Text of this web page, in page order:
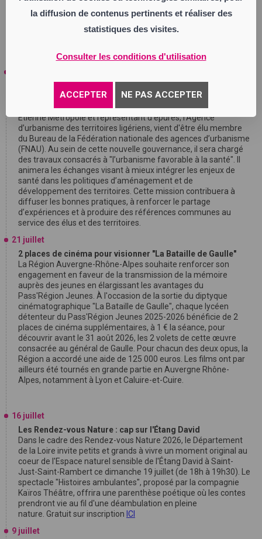
la diffusion de contenus pertinents et réaliser des
statistiques des visites.
Consulter les conditions d'utilisation
ACCEPTER NE PAS ACCEPTER
dynamique collective visant à renforcer l’engagement des
militants et à mobiliser les énergies en vue des prochaines
échéances électorales", indique un communiqué de
agences d’urbanisme
Régis Juanico, maire de Saint-Étienne, président de Saint-
Étienne Métropole et représentant d’epures, l’Agence
d’urbanisme des territoires ligériens, vient d'être élu membre
du Bureau de la Fédération nationale des agences d’urbanisme
(FNAU). Au sein de cette nouvelle gouvernance, il sera chargé
des travaux consacrés à "l’urbanisme favorable à la santé". Il
animera les échanges visant à mieux intégrer les enjeux de
santé dans les politiques d’aménagement et de
développement des territoires. Cette mission contribuera à
diffuser les bonnes pratiques, à renforcer le partage
d’expériences et à produire des références communes au
service des élus et des territoires.
21 juillet
2 places de cinéma pour visionner "La Bataille de Gaulle"
La Région Auvergne-Rhône-Alpes souhaite renforcer son
engagement en faveur de la transmission de la mémoire
auprès des jeunes en élargissant les avantages du
Pass'Région Jeunes. À l'occasion de la sortie du diptyque
cinématographique "La Bataille de Gaulle", chaque lycéen
détenteur du Pass'Région Jeunes 2025-2026 bénéficie de 2
places de cinéma supplémentaires, à 1 € la séance, pour
découvrir avant le 31 août 2026, les 2 volets de cette œuvre
consacrée au général de Gaulle. Pour chacun des deux opus, la
Région a accordé une aide de 125 000 euros. Les films ont par
ailleurs été tournés en grande partie en Auvergne Rhône-
Alpes, notamment à Lyon et Caluire-et-Cuire.
16 juillet
Les Rendez-vous Nature : cap sur l'Étang David
Dans le cadre des Rendez-vous Nature 2026, le Département
de la Loire invite petits et grands à vivre un moment original au
coeur de l'Espace naturel sensible de l'Étang David à Saint-
Just-Saint-Rambert ce dimanche 19 juillet (de 18h à 19h30). Le
spectacle "Histoires ambulantes", proposé par la compagnie
Kaïros Théâtre, offrira une parenthèse poétique où les contes
prendront vie au fil d'une déambulation en pleine
nature. Gratuit sur inscription ICI
9 juillet